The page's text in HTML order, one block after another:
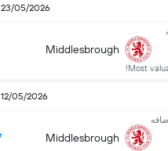
23/05/2026
Most
Middlesbrough
12/05/2026
Middlesbrough